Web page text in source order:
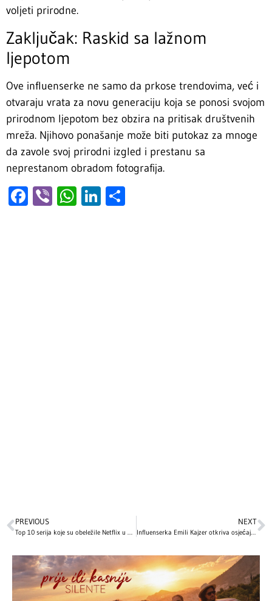
voljeti prirodne.
Zaključak: Raskid sa lažnom
ljepotom
Ove influenserke ne samo da prkose trendovima, već i
otvaraju vrata za novu generaciju koja se ponosi svojom
prirodnom ljepotom bez obzira na pritisak društvenih
mreža. Njihovo ponašanje može biti putokaz za mnoge
da zavole svoj prirodni izgled i prestanu sa
neprestanom obradom fotografija.
Facebook
ViberWhatsApp
LinkedIn
PREVIOUS NEXT
Influenserka Emili Kajzer otkriva osjećaje porodice nakon tragedije